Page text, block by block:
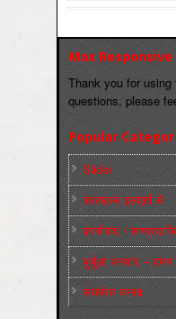
Max
Thank you for
questions, please
Popular
Slider
कारख़ाना इलाक़ों से
फ़ासीवाद /
बुर्जुआ जनवाद – दमन
संघर्षरत जनता